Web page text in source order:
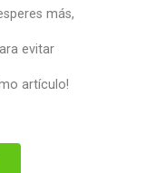
más,
evitar
artículo!